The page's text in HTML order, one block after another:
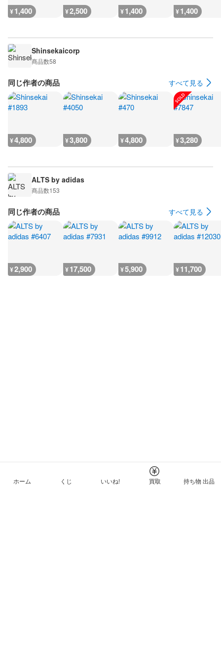
¥1,400 ¥2,500 ¥1,400 ¥1,400
Shinsekaicorp
商品数58
同じ作者の商品 すべて見る
¥4,800 ¥3,800 ¥4,800 ¥3,280
ALTS by adidas
商品数153
同じ作者の商品 すべて見る
¥2,900 ¥17,500 ¥5,900 ¥11,700
ホーム くじ いいね! 買取 持ち物 出品